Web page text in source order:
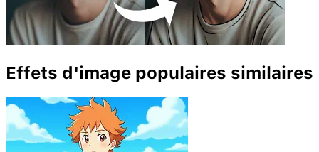
Effets d'image populaires similaires